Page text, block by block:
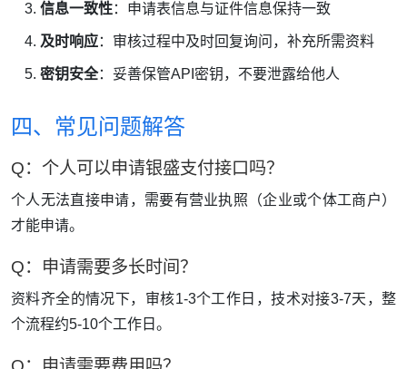
信息一致性：申请表信息与证件信息保持一致
及时响应：审核过程中及时回复询问，补充所需资料
密钥安全：妥善保管API密钥，不要泄露给他人
四、常见问题解答
Q：个人可以申请银盛支付接口吗？
个人无法直接申请，需要有营业执照（企业或个体工商户）
才能申请。
Q：申请需要多长时间？
资料齐全的情况下，审核1-3个工作日，技术对接3-7天，整
个流程约5-10个工作日。